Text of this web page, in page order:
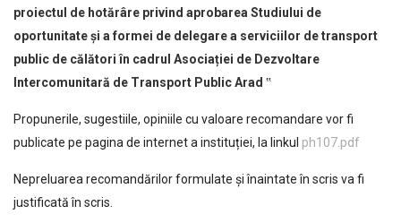
proiectul de hotărâre privind aprobarea Studiului de
oportunitate și a formei de delegare a serviciilor de transport
public de călători în cadrul Asociației de Dezvoltare
Intercomunitară de Transport Public Arad ‟
Propunerile, sugestiile, opiniile cu valoare recomandare vor fi
publicate pe pagina de internet a instituției, la linkul ph107.pdf
Nepreluarea recomandărilor formulate și înaintate în scris va fi
justificată în scris.